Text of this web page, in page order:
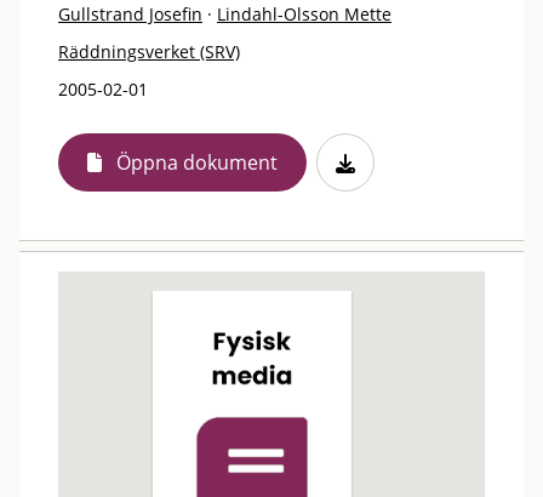
Gullstrand Josefin · Lindahl-Olsson Mette
Räddningsverket (SRV)
2005-02-01
Öppna dokument